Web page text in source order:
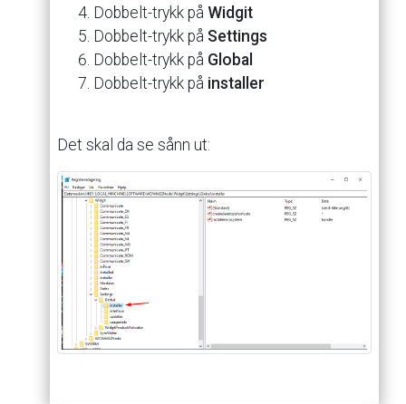
Dobbelt-trykk på Widgit
Dobbelt-trykk på Settings
Dobbelt-trykk på Global
Dobbelt-trykk på installer
Det skal da se sånn ut: